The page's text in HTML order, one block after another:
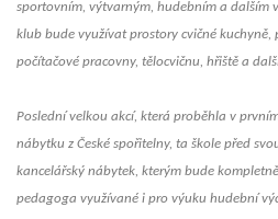
sportovním, výtvarným, hudebním a dalším
klub bude využívat prostory cvičné
počítačové pracovny, tělocvičnu, hřiště a
Poslední velkou akcí, která proběhla v
nábytku z České spořitelny, ta škole před
kancelářský nábytek, kterým bude
pedagoga využívané i pro výuku hudební